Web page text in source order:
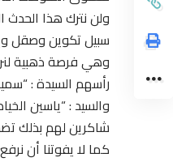
ولن نترك هذا الحدث
سبيل تكوين وصقل
وهي فرصة ذهبية
رأسهم السيدة :
والسيد : “ياسين
شاكرين لهم بذلك
كما لا يفوتنا أن